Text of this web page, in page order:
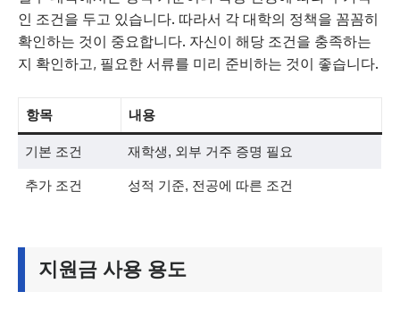
인 조건을 두고 있습니다. 따라서 각 대학의 정책을 꼼꼼히
확인하는 것이 중요합니다. 자신이 해당 조건을 충족하는
지 확인하고, 필요한 서류를 미리 준비하는 것이 좋습니다.
항목 내용
기본 조건 재학생, 외부 거주 증명 필요
추가 조건 성적 기준, 전공에 따른 조건
지원금 사용 용도